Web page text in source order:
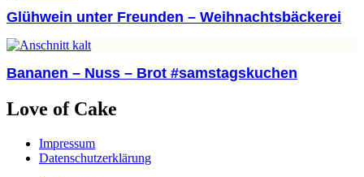
Glühwein unter Freunden – Weihnachtsbäckerei
Bananen – Nuss – Brot #samstagskuchen
Love of Cake
Impressum
Datenschutzerklärung